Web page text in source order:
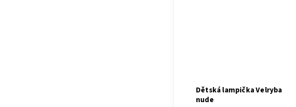
Dětská lampička Velryba
nude